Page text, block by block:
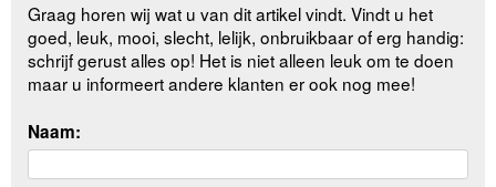
Graag horen wij wat u van dit artikel vindt. Vindt u het
goed, leuk, mooi, slecht, lelijk, onbruikbaar of erg handig:
schrijf gerust alles op! Het is niet alleen leuk om te doen
maar u informeert andere klanten er ook nog mee!
Naam: